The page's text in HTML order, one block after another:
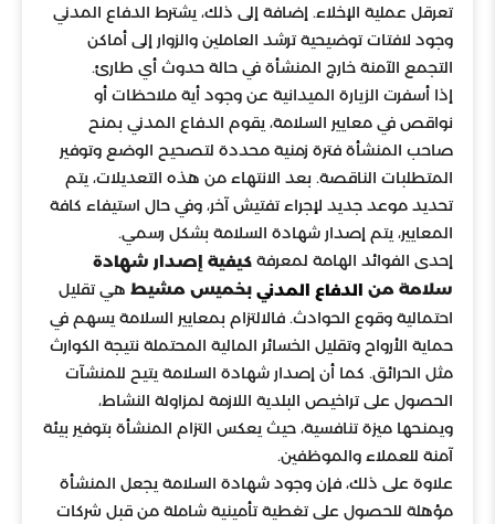
تعرقل عملية الإخلاء. إضافة إلى ذلك، يشترط الدفاع المدني
وجود لافتات توضيحية ترشد العاملين والزوار إلى أماكن
التجمع الآمنة خارج المنشأة في حالة حدوث أي طارئ.
إذا أسفرت الزيارة الميدانية عن وجود أية ملاحظات أو
نواقص في معايير السلامة، يقوم الدفاع المدني بمنح
صاحب المنشأة فترة زمنية محددة لتصحيح الوضع وتوفير
المتطلبات الناقصة. بعد الانتهاء من هذه التعديلات، يتم
تحديد موعد جديد لإجراء تفتيش آخر، وفي حال استيفاء كافة
المعايير، يتم إصدار شهادة السلامة بشكل رسمي.
إحدى الفوائد الهامة لمعرفة كيفية إصدار شهادة
سلامة من الدفاع المدني بخميس مشيط هي تقليل
احتمالية وقوع الحوادث. فالالتزام بمعايير السلامة يسهم في
حماية الأرواح وتقليل الخسائر المالية المحتملة نتيجة الكوارث
مثل الحرائق. كما أن إصدار شهادة السلامة يتيح للمنشآت
الحصول على تراخيص البلدية اللازمة لمزاولة النشاط،
ويمنحها ميزة تنافسية، حيث يعكس التزام المنشأة بتوفير بيئة
آمنة للعملاء والموظفين.
علاوة على ذلك، فإن وجود شهادة السلامة يجعل المنشأة
مؤهلة للحصول على تغطية تأمينية شاملة من قبل شركات